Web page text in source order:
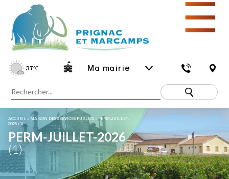
37℃ Ma mairie
☰
ACCUEIL » MAISON DES SERVICES PUBLICS »PERM-JUILLET-
2026 (1)
PERM-JUILLET-2026
(1)